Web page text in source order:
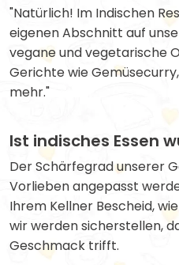
"Natürlich! Im Indischen
eigenen Abschnitt auf
vegane und vegetarische
Gerichte wie
mehr."
Ist indisches Essen
Der Schärfegrad unserer
Vorlieben angepasst
Ihrem Kellner Bescheid,
wir werden sicherstellen,
Geschmack trifft.